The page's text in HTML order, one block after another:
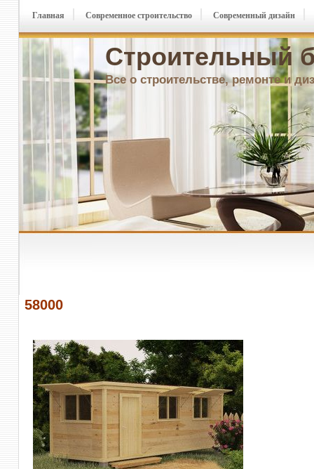
Строительный
Все о строительстве, ремонте и
Главная Современное строительство Современный дизайн
58000